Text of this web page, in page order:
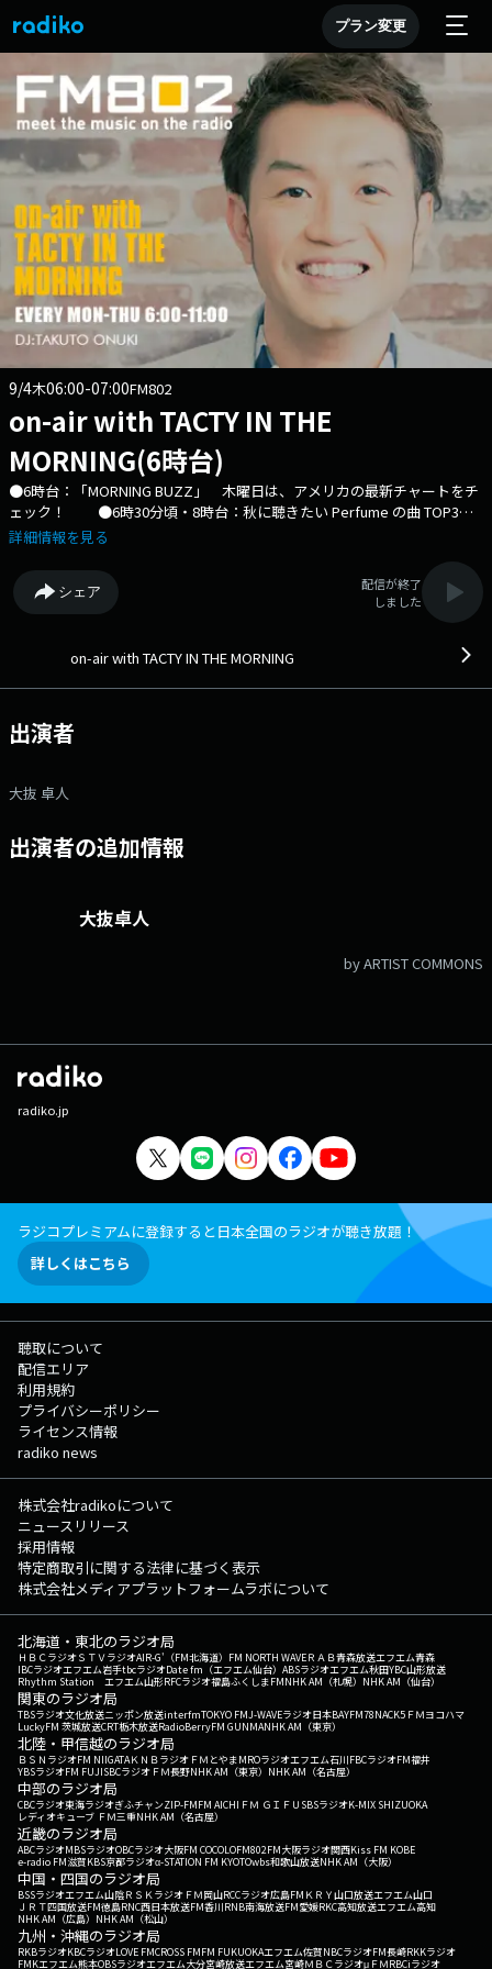
プラン変更
9/4木06:00-07:00FM802
on-air with TACTY IN THE
MORNING(6時台)
●6時台：「MORNING BUZZ」 木曜日は、アメリカの最新チャートをチ
ェック！ ●6時30分頃・8時台：秋に聴きたい Perfume の曲 TOP3カ
ウントダウン！ ●7時20分頃：ECC presents MY DREAM 英語クイ
DREAM”ロゴ入りスマートスピーカーをプレゼント！ ●8時台：
10minutesMIX 秋の音楽祭 踊り編 TOYO TIRES Good To Go！
●10時台：目覚めすっきりの日！爽やかに1日を始められそうなミニ
⇒twitterハッシュタグは「#fm802」 ⇒twitterアカウントは
詳細情報を見る
シェア
配信が終了
しました
on-air with TACTY IN THE MORNING
出演者
大抜 卓人
出演者の追加情報
大抜卓人
by ARTIST COMMONS
radiko.jp
ラジコプレミアムに登録すると日本全国のラジオが聴き放題！
詳しくはこちら
聴取について
配信エリア
利用規約
プライバシーポリシー
ライセンス情報
radiko news
株式会社radikoについて
ニュースリリース
採用情報
特定商取引に関する法律に基づく表示
株式会社メディアプラットフォームラボについて
北海道・東北のラジオ局
ＨＢＣラジオＳＴＶラジオAIR-G'（FM北海道） FM NORTH WAVEＲＡＢ青森放送エフエム青森
IBCラジオエフエム岩手tbcラジオDate fm（エフエム仙台） ABSラジオエフエム秋田YBC山形放送
Rhythm Station エフエム山形RFCラジオ福島ふくしまFMNHK AM（札幌） NHK AM（仙台）
関東のラジオ局
TBSラジオ文化放送ニッポン放送interfmTOKYO FMJ-WAVEラジオ日本BAYFM78NACK5 ＦＭヨコハマ
LuckyFM 茨城放送CRT栃木放送RadioBerryFM GUNMANHK AM（東京）
北陸・甲信越のラジオ局
ＢＳＮラジオFM NIIGATAＫＮＢラジオ ＦＭとやまMROラジオエフエム石川FBCラジオFM福井
YBSラジオFM FUJISBCラジオ ＦＭ長野NHK AM（東京） NHK AM（名古屋）
中部のラジオ局
CBCラジオ東海ラジオぎふチャンZIP-FMFM AICHI ＦＭ ＧＩＦＵ SBSラジオK-MIX SHIZUOKA
レディオキューブ ＦＭ三重NHK AM（名古屋）
近畿のラジオ局
ABCラジオMBSラジオOBCラジオ大阪FM COCOLOFM802FM大阪ラジオ関西Kiss FM KOBE
e-radio FM滋賀KBS京都ラジオα-STATION FM KYOTOwbs和歌山放送NHK AM（大阪）
中国・四国のラジオ局
BSSラジオエフエム山陰ＲＳＫラジオ ＦＭ岡山RCCラジオ広島FM ＫＲＹ山口放送エフエム山口
ＪＲＴ四国放送FM徳島RNC西日本放送FM香川RNB南海放送FM愛媛RKC高知放送エフエム高知
NHK AM（広島） NHK AM（松山）
九州・沖縄のラジオ局
RKBラジオKBCラジオLOVE FMCROSS FMFM FUKUOKAエフエム佐賀NBCラジオFM長崎RKKラジオ
FMKエフエム熊本OBSラジオエフエム大分宮崎放送エフエム宮崎ＭＢＣラジオμＦＭRBCiラジオ